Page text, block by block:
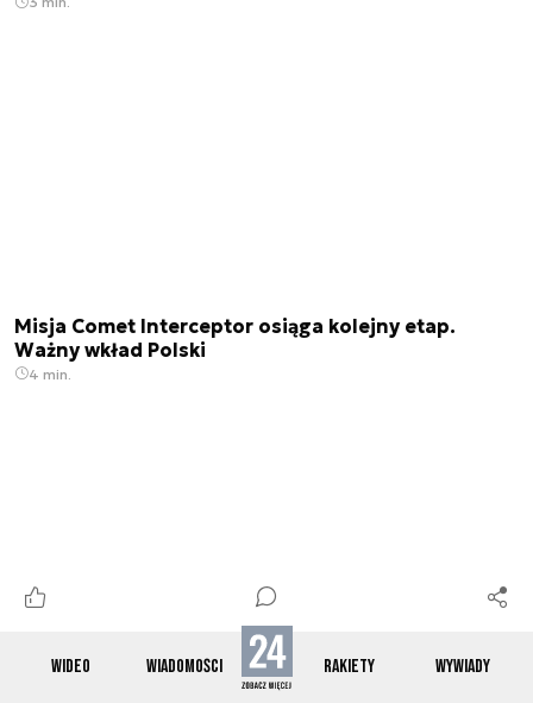
WIDEO WIADOMOŚCI RAKIETY WYWIADY
Misja Comet Interceptor osiąga kolejny etap.
Ważny wkład Polski
4 min.
Nowy fundusz UE inwestuje w ICEYE